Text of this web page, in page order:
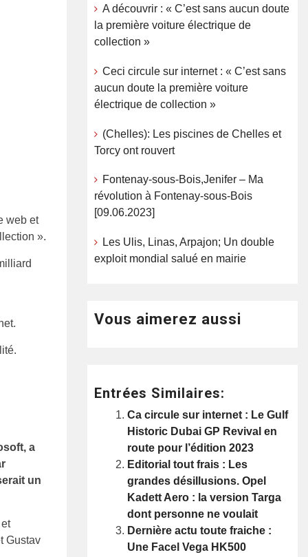
web et
».
a
un
Gustav
A découvrir : « C’est sans aucun doute
la première voiture électrique de
collection »
Ceci circule sur internet : « C’est sans
aucun doute la première voiture
électrique de collection »
(Chelles): Les piscines de Chelles et
Torcy ont rouvert
Fontenay-sous-Bois,Jenifer – Ma
révolution à Fontenay-sous-Bois
[09.06.2023]
Les Ulis, Linas, Arpajon; Un double
exploit mondial salué en mairie
Vous aimerez aussi
Entrées Similaires:
Ca circule sur internet : Le Gulf
Historic Dubai GP Revival en
route pour l’édition 2023
Editorial tout frais : Les
grandes désillusions. Opel
Kadett Aero : la version Targa
dont personne ne voulait
Dernière actu toute fraiche :
Une Facel Vega HK500